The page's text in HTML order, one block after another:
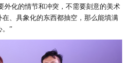
外化的情节和冲突，不需要刻意的美术
、具象化的东西都抽空，那么能填满
。”